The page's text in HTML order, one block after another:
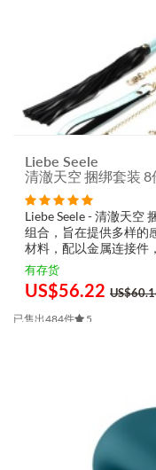
Liebe Seele
清澈天空 捆绑套装 8
Liebe Seele - 清澈天空
组合，旨在提供多样的
材料，配以金属连接件
球塞、项圈牵绳、手表
视...
有存货
US$56.22
已售出484件 5